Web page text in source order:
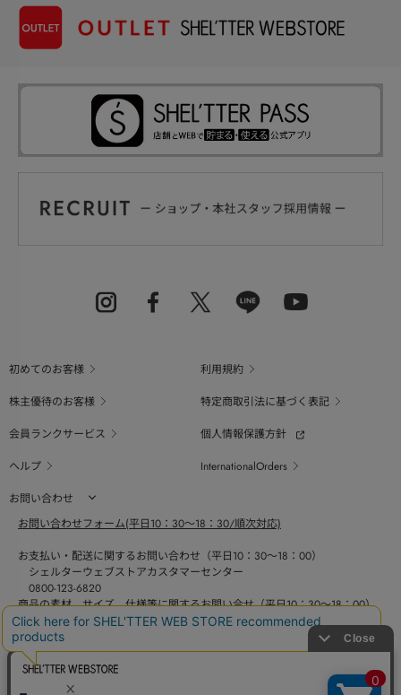
初めてのお客様
利用規約
株主優待のお客様
特定商取引法に基づく表記
会員ランクサービス
個人情報保護方針
ヘルプ
InternationalOrders
お問い合わせ
お問い合わせフォーム(平日10：30～18：30/順次対応)
お支払い・配送に関するお問い合わせ（平日10：30～18：00）
シェルターウェブストアカスタマーセンター
0800-123-6820
商品の素材、サイズ、仕様等に関するお問い合せ（平日10：30～18：00）
バロックジャパンリミテッドコールセンター
03-6730-9191
BAROQUE JAPAN LIMITED